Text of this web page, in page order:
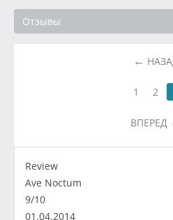
Отзывы
1 2
ВПЕРЕД
Review
Ave Noctum
9/10
01.04.2014